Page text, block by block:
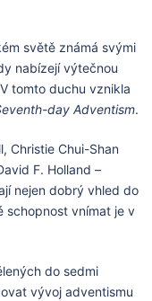
světě známá svými
nabízejí výtečnou
tomto duchu vznikla
day Adventism.
Christie Chui-Shan
F. Holland –
nejen dobrý vhled do
schopnost vnímat je v
do sedmi
vývoj adventismu